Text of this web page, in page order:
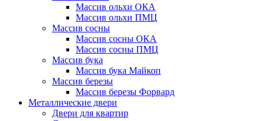
Массив ольхи ОКА
Массив ольхи ПМЦ
Массив сосны
Массив сосны ОКА
Массив сосны ПМЦ
Массив бука
Массив бука Майкоп
Массив березы
Массив березы Форвард
Металлические двери
Двери для квартир